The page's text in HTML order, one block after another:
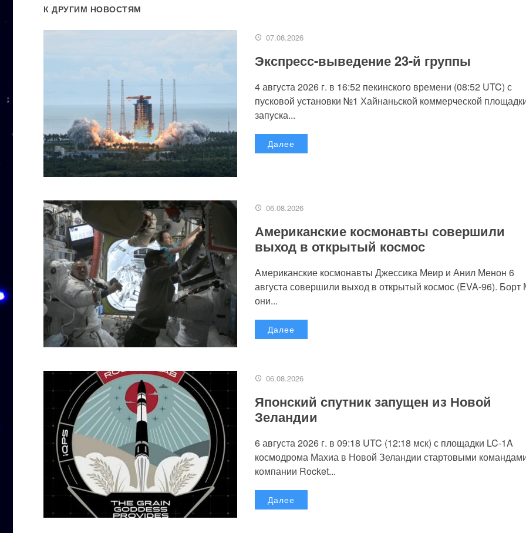
К ДРУГИМ НОВОСТЯМ
07.08.2026
Экспресс-выведение 23-й группы
4 августа 2026 г. в 16:52 пекинского времени (08:52 UTC) с
пусковой установки №1 Хайнаньской коммерческой
запуска...
Далее
06.08.2026
Американские космонавты совершили
выход в открытый космос
Американские космонавты Джессика Меир и Анил Менон 6
августа совершили выход в открытый космос (EVA-96).
они...
Далее
06.08.2026
Японский спутник запущен из Новой
Зеландии
6 августа 2026 г. в 09:18 UTC (12:18 мск) с площадки LC-1A
космодрома Махиа в Новой Зеландии стартовыми
компании Rocket...
Далее